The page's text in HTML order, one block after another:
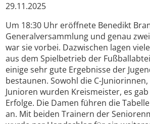
29.11.2025
Um 18:30 Uhr eröffnete Benedikt
Generalversammlung und genau
war sie vorbei. Dazwischen lagen
aus dem Spielbetrieb der
einige sehr gute Ergebnisse der
bestaunen. Sowohl die C-Juniorinnen,
Junioren wurden Kreismeister, es
Erfolge. Die Damen führen die
an. Mit beiden Trainern der